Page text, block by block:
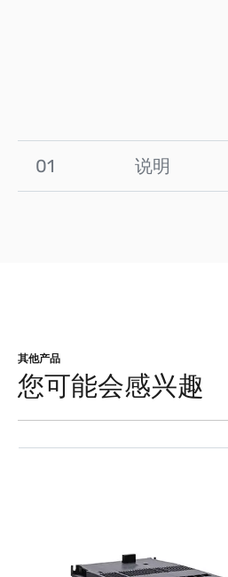
01 说明
其他产品
您可能会感兴趣